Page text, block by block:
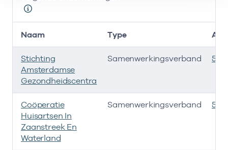
Naam Type
Stichting
Amsterdamse
Gezondheidscentra
Samenwerkingsverband
Coöperatie
Huisartsen In
Zaanstreek En
Waterland
Samenwerkingsverband